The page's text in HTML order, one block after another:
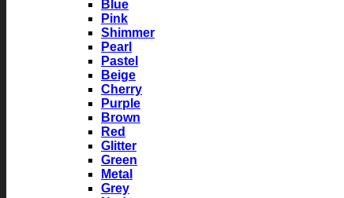
Blue
Pink
Shimmer
Pearl
Pastel
Beige
Cherry
Purple
Brown
Red
Glitter
Green
Metal
Grey